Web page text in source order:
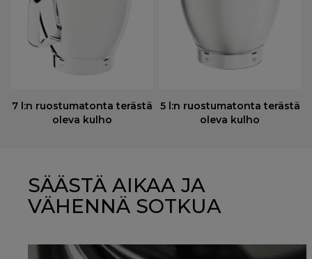
7 l:n ruostumatonta terästä
oleva kulho
5 l:n ruostumatonta terästä
oleva kulho
SÄÄSTÄ AIKAA JA
VÄHENNÄ SOTKUA